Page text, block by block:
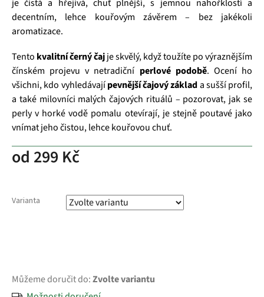
od 299 Kč
Varianta
Můžeme doručit do:Zvolte variantu
je čistá a hřejivá, chuť plnější, s jemnou nahořklostí a
decentním, lehce kouřovým závěrem – bez jakékoli
aromatizace.
Tento kvalitní černý čajje skvělý, když toužíte po výraznějším
čínském projevu v netradiční perlové podobě. Ocení ho
všichni, kdo vyhledávajípevnější čajový základa sušší profil,
a také milovníci malých čajových rituálů – pozorovat, jak se
perly v horké vodě pomalu otevírají, je stejně poutavé jako
vnímat jeho čistou, lehce kouřovou chuť.